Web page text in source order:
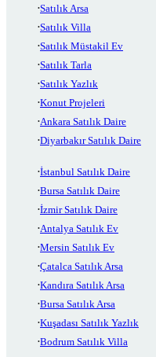
Satılık Arsa
Satılık Villa
Satılık Müstakil Ev
Satılık Tarla
Satılık Yazlık
Konut Projeleri
Ankara Satılık Daire
Diyarbakır Satılık Daire
İstanbul Satılık Daire
Bursa Satılık Daire
İzmir Satılık Daire
Antalya Satılık Ev
Mersin Satılık Ev
Çatalca Satılık Arsa
Kandıra Satılık Arsa
Bursa Satılık Arsa
Kuşadası Satılık Yazlık
Bodrum Satılık Villa